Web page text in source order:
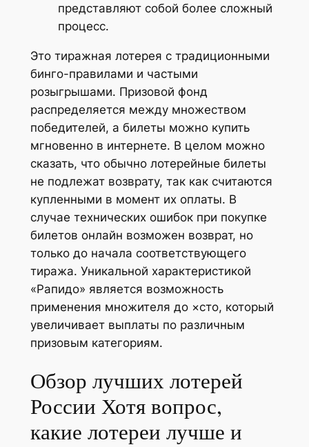
представляют собой более сложный
процесс.
Это тиражная лотерея с традиционными
бинго-правилами и частыми
розыгрышами. Призовой фонд
распределяется между множеством
победителей, а билеты можно купить
мгновенно в интернете. В целом можно
сказать, что обычно лотерейные билеты
не подлежат возврату, так как считаются
купленными в момент их оплаты. В
случае технических ошибок при покупке
билетов онлайн возможен возврат, но
только до начала соответствующего
тиража. Уникальной характеристикой
«Рапидо» является возможность
применения множителя до ×сто, который
увеличивает выплаты по различным
призовым категориям.
Обзор лучших лотерей
России Хотя вопрос,
какие лотереи лучше и